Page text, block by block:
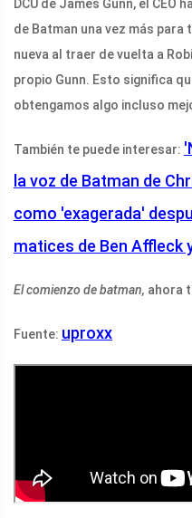
DCU de James Gunn, el CEO
de Batman una vez más
nueva al traer de vuelta a
propio Gunn. Esto significa
obtengamos algo incluso
También te puede interesar:
la voz de Batman de
como 'exagerada'
matices de Ben Affleck
El comienzo de batman, ahora
Fuente: uproxx